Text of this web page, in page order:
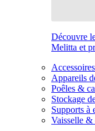
Découvre
Melitta et
Appareils
Poêles &
Stockage
Supports à
Vaisselle &